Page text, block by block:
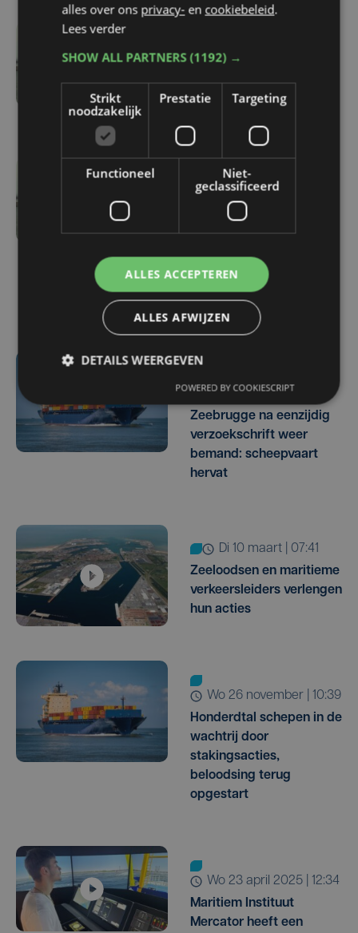
Nog een honderdtal
schepen kan havens niet
bereiken of uitvaren
do 12 maart | 14:30
Vakbondsbetoging:
deurwaarders doen
scheepvaart te
garanderen, 120 schepen
wachtende
Zeebrugge na eenzijdig
verzoekschrift weer
bemand: scheepvaart
hervat
di 10 maart | 07:41
Zeeloodsen en maritieme
verkeersleiders verlengen
hun acties
wo 26 november | 10:39
Honderdtal schepen in de
wachtrij door
stakingsacties,
beloodsing terug
opgestart
wo 23 april 2025 | 12:34
Maritiem Instituut
Mercator heeft een
alles over ons privacy- en cookiebeleid.
Lees verder
SHOW ALL PARTNERS(1192) →
Strikt
noodzakelijk
Prestatie Targeting
Functioneel
Niet-
geclassificeerd
ALLES ACCEPTEREN
ALLES AFWIJZEN
DETAILS WEERGEVEN
POWERED BY COOKIESCRIPT